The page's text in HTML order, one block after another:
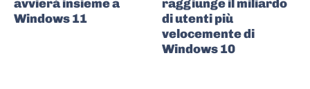
avvierà insieme a
Windows 11
raggiunge il miliardo
di utenti più
velocemente di
Windows 10